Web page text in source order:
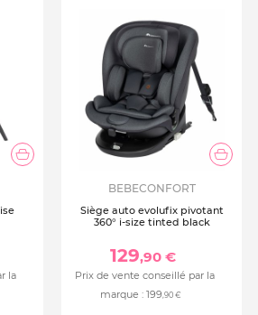
rendu chaleureux et naturel
la
BEBECONFORT
Siège auto evolufix pivotant
360° i-size tinted black
129,90 €
Prix de vente conseillé par la
marque : 199,90 €